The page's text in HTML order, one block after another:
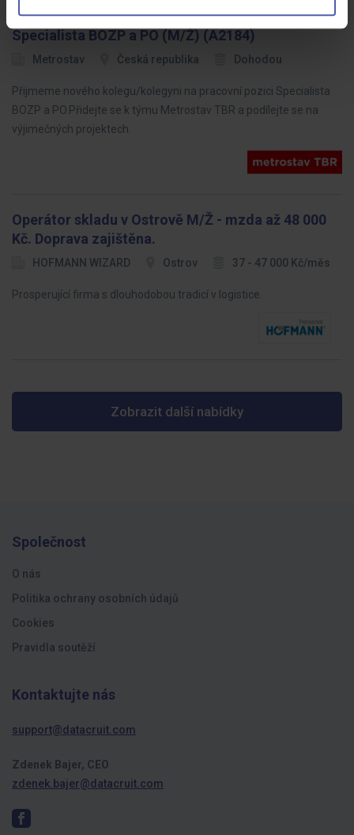
Specialista BOZP a PO (M/Ž) (A2184)
Metrostav Česká republika Dohodou
Přijmeme nového kolegu/kolegyni na pracovní pozici Specialista
BOZP a PO.Přidejte se k týmu Metrostav TBR a podílejte se na
výjimečných projektech.
Operátor skladu v Ostrově M/Ž - mzda až 48 000
Kč. Doprava zajištěna.
HOFMANN WIZARD Ostrov 37 - 47 000 Kč/měs
Prosperující firma s dlouhodobou tradicí v logistice.
Zobrazit další nabídky
Společnost
O nás
Politika ochrany osobních údajů
Cookies
Pravidla soutěží
Kontaktujte nás
support@datacruit.com
Zdenek Bajer, CEO
zdenek.bajer@datacruit.com